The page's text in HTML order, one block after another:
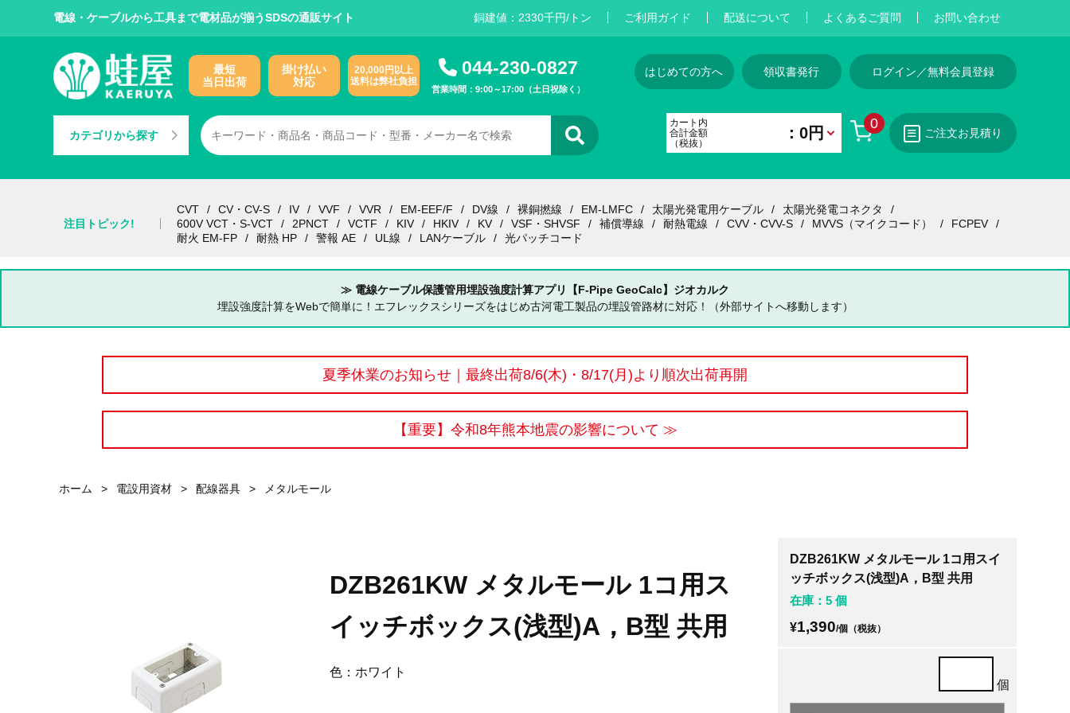
電線・ケーブルから工具まで電材品が揃うSDSの通販サイト 銅建値： 2330千円/トン ご利用ガイド 配送について よくあるご質問 お問い合わせ
最短
当日出荷
掛け払い
対応
20,000円以上
送料は弊社負担
044-230-0827
営業時間：9:00～17:00（土日祝除く）
カテゴリから探す
はじめての方へ 領収書発行 ログイン／無料会員登録
0
カート内
合計金額
（税抜）
：0円 ご注文お見積り
注目トピック!
CVT CV・CV-S IV VVF VVR EM-EEF/F DV線 裸銅撚線 EM-LMFC 太陽光発電用ケーブル
太陽光発電コネクタ
600V VCT・S-VCT
2PNCT VCTF KIV HKIV KV VSF・SHVSF 補償導線 耐熱電線 CVV・CVV-S MVVS（マイクコード）
FCPEV
耐火 EM-FP
耐熱 HP 警報 AE UL線 LANケーブル 光パッチコード
≫ 電線ケーブル保護管用埋設強度計算アプリ【F-Pipe GeoCalc】ジオカルク
埋設強度計算をWebで簡単に！エフレックスシリーズをはじめ古河電工製品の埋設管路材に対応！（外部サイトへ移動します）
夏季休業のお知らせ｜最終出荷8/6(木)・8/17(月)より順次出荷再開
【重要】令和8年熊本地震の影響について ≫
ホーム > 電設用資材 > 配線器具 > メタルモール
DZB261KW メタルモール 1コ用ス
イッチボックス(浅型)A，B型 共用
色：ホワイト
DZB261KW メタルモール 1コ用スイ
ッチボックス(浅型)A，B型 共用
在庫：5 個
¥1,390/個（税抜）
個